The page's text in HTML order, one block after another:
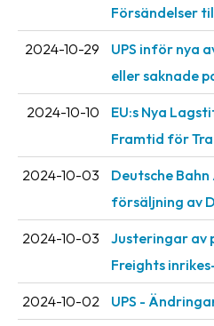
Nyhetsarkiv
Kontakta
oss
Allmänna
Integritet
Förbjudet
och
farligt
Försändelser
2024-10-29
UPS inför nya
eller saknade
2024-10-10
EU:s Nya
Framtid för
2024-10-03
Deutsche
försäljning av
2024-10-03
Justeringar av
Freights
2024-10-02 UPS -